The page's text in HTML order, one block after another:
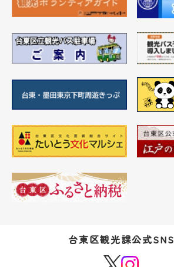
台東区観光課公式SNS